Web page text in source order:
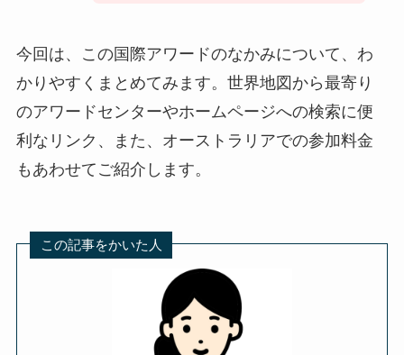
今回は、この国際アワードのなかみについて、わ
かりやすくまとめてみます。世界地図から最寄り
のアワードセンターやホームページへの検索に便
利なリンク、また、オーストラリアでの参加料金
もあわせてご紹介します。
この記事をかいた人